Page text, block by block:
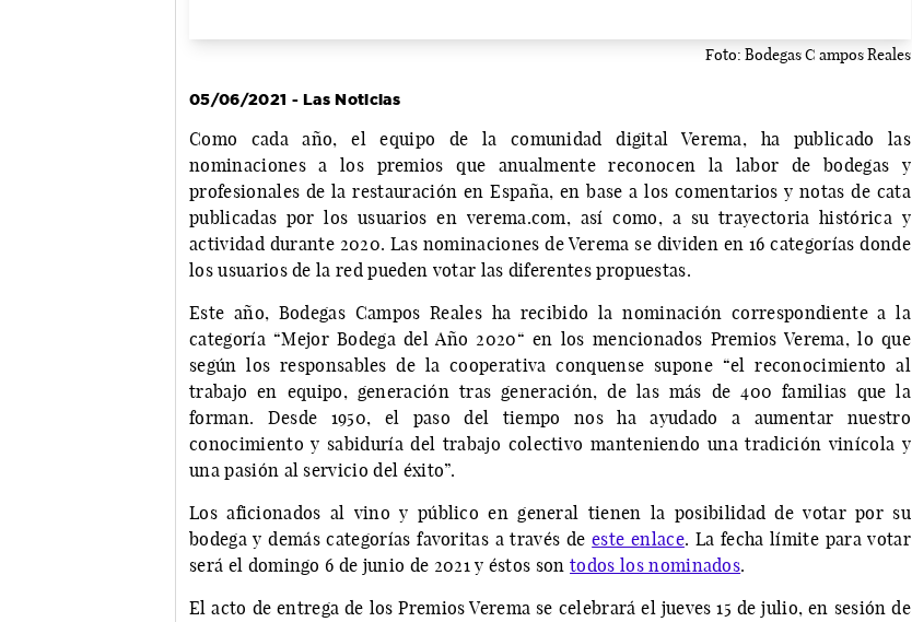
Foto: Bodegas C ampos Reales
05/06/2021 - Las Noticias
Como cada año, el equipo de la comunidad digital Verema, ha publicado las
nominaciones a los premios que anualmente reconocen la labor de bodegas y
profesionales de la restauración en España, en base a los comentarios y notas de cata
publicadas por los usuarios en verema.com, así como, a su trayectoria histórica y
actividad durante 2020. Las nominaciones de Verema se dividen en 16 categorías donde
los usuarios de la red pueden votar las diferentes propuestas.
Este año, Bodegas Campos Reales ha recibido la nominación correspondiente a la
categoría “Mejor Bodega del Año 2020“ en los mencionados Premios Verema, lo que
según los responsables de la cooperativa conquense supone “el reconocimiento al
trabajo en equipo, generación tras generación, de las más de 400 familias que la
forman. Desde 1950, el paso del tiempo nos ha ayudado a aumentar nuestro
conocimiento y sabiduría del trabajo colectivo manteniendo una tradición vinícola y
una pasión al servicio del éxito”.
Los aficionados al vino y público en general tienen la posibilidad de votar por su
bodega y demás categorías favoritas a través deeste enlace. La fecha límite para votar
será el domingo 6 de junio de 2021 y éstos sontodos los nominados.
El acto de entrega de los Premios Verema se celebrará el jueves 15 de julio, en sesión de